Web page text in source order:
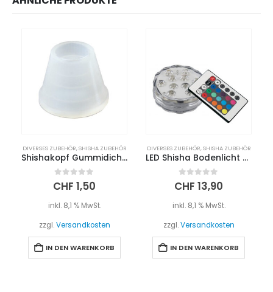
DIVERSES ZUBEHÖR,SHISHA ZUBEHÖR
Shishakopf Gummidichtung
0out of 5
CHF 1,50
inkl. 8,1 % MwSt.
zzgl.Versandkosten
IN DEN WARENKORB
DIVERSES ZUBEHÖR,SHISHA ZUBEHÖR
LED Shisha Bodenlicht mit Fernbedienung
0out of 5
CHF 13,90
inkl. 8,1 % MwSt.
zzgl.Versandkosten
IN DEN WARENKORB